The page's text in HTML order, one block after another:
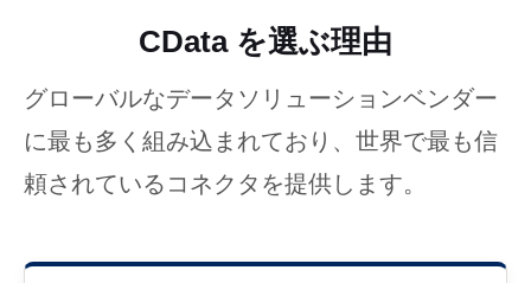
CData を選ぶ理由
グローバルなデータソリューションベンダー
に最も多く組み込まれており、世界で最も信
頼されているコネクタを提供します。